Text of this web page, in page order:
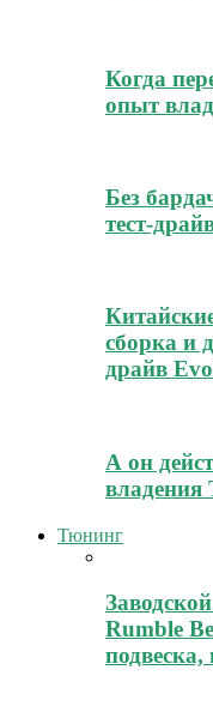
Когда
опыт
Без
тест-
сборка и
драйв
А он
Тюнинг
Rumble